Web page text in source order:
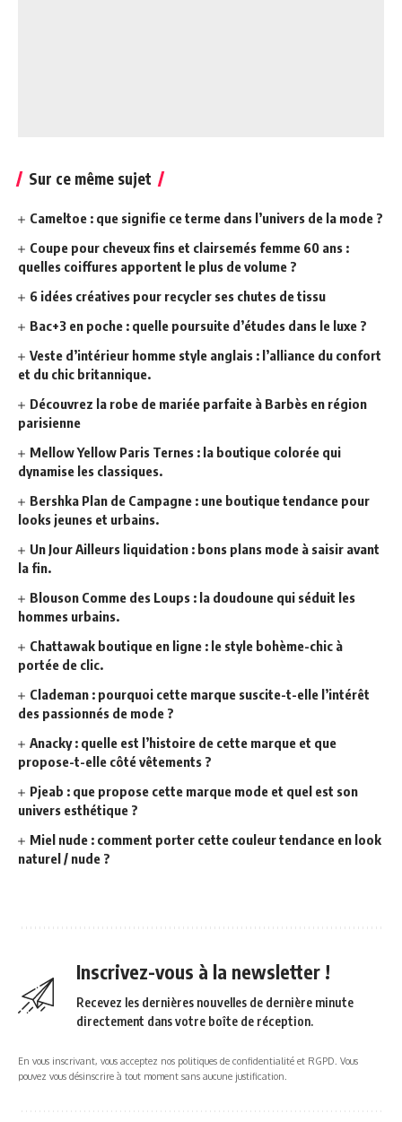
Sur ce même sujet
Cameltoe : que signifie ce terme dans l’univers de la mode ?
Coupe pour cheveux fins et clairsemés femme 60 ans :
quelles coiffures apportent le plus de volume ?
6 idées créatives pour recycler ses chutes de tissu
Bac+3 en poche : quelle poursuite d’études dans le luxe ?
Veste d’intérieur homme style anglais : l’alliance du confort
et du chic britannique.
Découvrez la robe de mariée parfaite à Barbès en région
parisienne
Mellow Yellow Paris Ternes : la boutique colorée qui
dynamise les classiques.
Bershka Plan de Campagne : une boutique tendance pour
looks jeunes et urbains.
Un Jour Ailleurs liquidation : bons plans mode à saisir avant
la fin.
Blouson Comme des Loups : la doudoune qui séduit les
hommes urbains.
Chattawak boutique en ligne : le style bohème-chic à
portée de clic.
Clademan : pourquoi cette marque suscite-t-elle l’intérêt
des passionnés de mode ?
Anacky : quelle est l’histoire de cette marque et que
propose-t-elle côté vêtements ?
Pjeab : que propose cette marque mode et quel est son
univers esthétique ?
Miel nude : comment porter cette couleur tendance en look
naturel / nude ?
Inscrivez-vous à la newsletter !
Recevez les dernières nouvelles de dernière minute
directement dans votre boîte de réception.
En vous inscrivant, vous acceptez nos politiques de confidentialité et RGPD. Vous
pouvez vous désinscrire à tout moment sans aucune justification.